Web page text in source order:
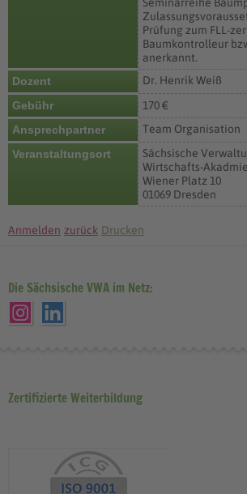
Prüfung zum FLL-
Baumkontrolleur
anerkannt.
Dozent
Dr. Henrik Weiß
Gebühr
170 €
Ansprechpartner
Team Organisation
Veranstaltungsort
Sächsische
Wirtschafts-
Wiener Platz 10
01069 Dresden
Anmelden zurück Drucken
Die Sächsische VWA im Netz:
Zertifizierte Weiterbildung